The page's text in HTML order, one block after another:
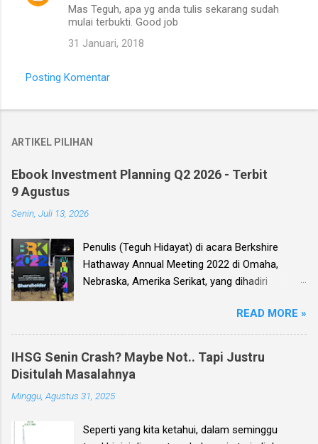
Mas Teguh, apa yg anda tulis sekarang sudah
mulai terbukti. Good job
31 Januari, 2018
Posting Komentar
ARTIKEL PILIHAN
Ebook Investment Planning Q2 2026 - Terbit
9 Agustus
Senin, Juli 13, 2026
Penulis (Teguh Hidayat) di acara Berkshire
Hathaway Annual Meeting 2022 di Omaha,
Nebraska, Amerika Serikat, yang dihadiri
Buffett dan mitranya Alm. Charlie Munger. Dear
investor, seperti biasa setiap kuartal alias tiga
bulan sekali, penulis membuat Ebook
Investment Planning (EIP, dengan format PDF)
yang berisi kumpulan analisis fundamental
saham-saham pilihan di Bursa Efek Indonesia
keuangan para emiten untuk periode Q2 2026 .
READ MORE »
IHSG Senin Crash? Maybe Not.. Tapi Justru
Disitulah Masalahnya
Minggu, Agustus 31, 2025
Seperti yang kita ketahui, dalam seminggu